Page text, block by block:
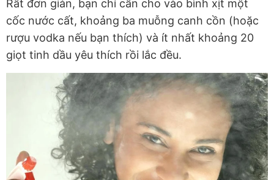
Rất đơn giản, bạn chỉ cần cho vào bình xịt một
cốc nước cất, khoảng ba muỗng canh cồn (hoặc
rượu vodka nếu bạn thích) và ít nhất khoảng 20
giọt tinh dầu yêu thích rồi lắc đều.